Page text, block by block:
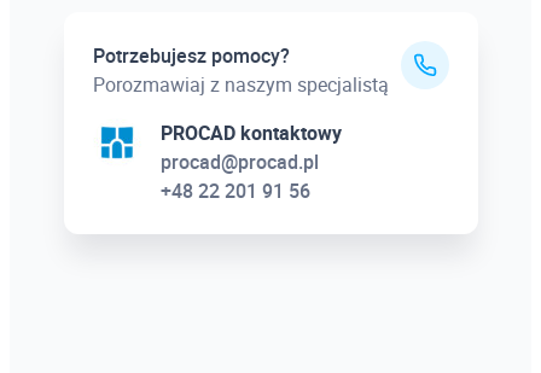
Potrzebujesz pomocy?
Porozmawiaj z naszym specjalistą
PROCAD kontaktowy
procad@procad.pl
+48 22 201 91 56